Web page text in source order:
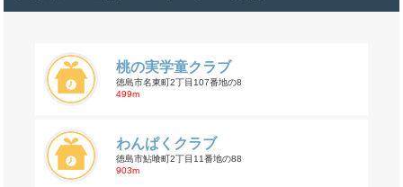
桃の実学童クラブ
徳島市名東町2丁目107番地の8
499m
わんぱくクラブ
徳島市鮎喰町2丁目11番地の88
903m